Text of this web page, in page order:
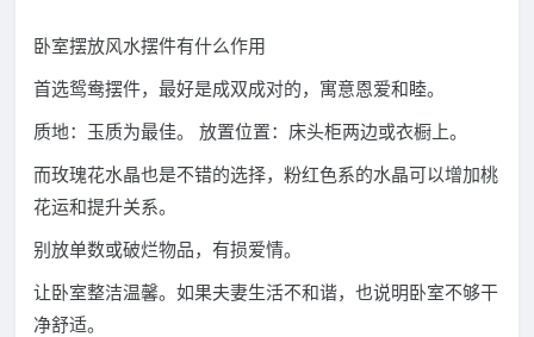
卧室摆放风水摆件有什么作用
首选鸳鸯摆件，最好是成双成对的，寓意恩爱和睦。
质地：玉质为最佳。 放置位置：床头柜两边或衣橱上。
而玫瑰花水晶也是不错的选择，粉红色系的水晶可以增加桃
花运和提升关系。
别放单数或破烂物品，有损爱情。
让卧室整洁温馨。如果夫妻生活不和谐，也说明卧室不够干
净舒适。